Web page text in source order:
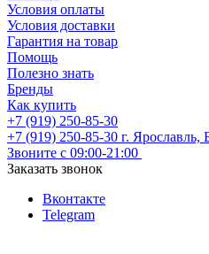
Условия оплаты
Условия доставки
Гарантия на товар
Помощь
Полезно знать
Бренды
Как купить
+7 (919) 250-85-30
+7 (919) 250-85-30 г. Ярославль,
Звоните с 09:00-21:00
Заказать звонок
Вконтакте
Telegram